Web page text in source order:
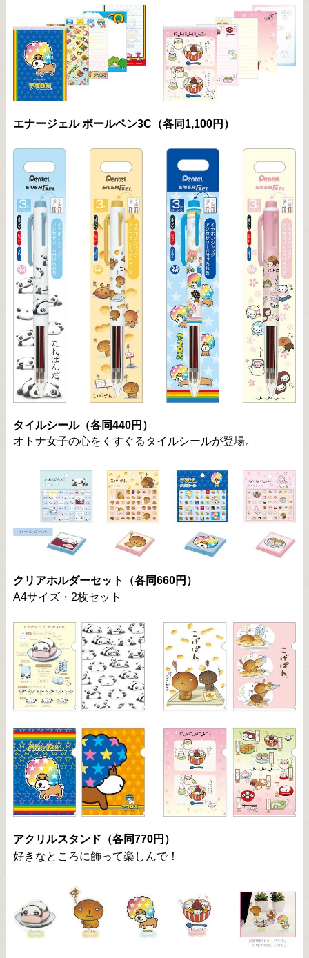
エナージェル ボールペン3C（各同1,100円）
タイルシール（各同440円）
オトナ女子の心をくすぐるタイルシールが登場。
クリアホルダーセット（各同660円）
A4サイズ・2枚セット
アクリルスタンド（各同770円）
好きなところに飾って楽しんで！